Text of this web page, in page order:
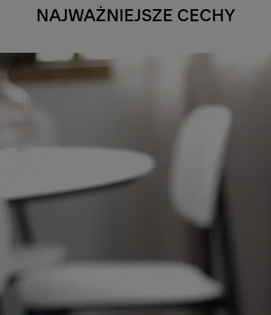
NAJWAŻNIEJSZE CECHY